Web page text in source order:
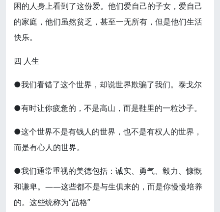
困的人身上看到了这份爱。他们爱自己的子女，爱自己
的家庭，他们虽然贫乏，甚至一无所有，但是他们生活
快乐。
四 人生
●我们看错了这个世界，却说世界欺骗了我们。泰戈尔
●有时让你疲惫的，不是高山，而是鞋里的一粒沙子。
●这个世界不是有钱人的世界，也不是有权人的世界，
而是有心人的世界。
●我们通常重视的美德包括：诚实、勇气、毅力、慷慨
和谦卑。——这些都不是与生俱来的，而是你慢慢培养
的。这些统称为“品格”